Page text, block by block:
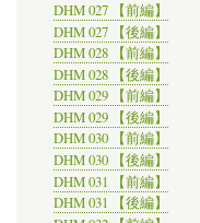
DHM 027 【前編】
DHM 027 【後編】
DHM 028 【前編】
DHM 028 【後編】
DHM 029 【前編】
DHM 029 【後編】
DHM 030 【前編】
DHM 030 【後編】
DHM 031 【前編】
DHM 031 【後編】